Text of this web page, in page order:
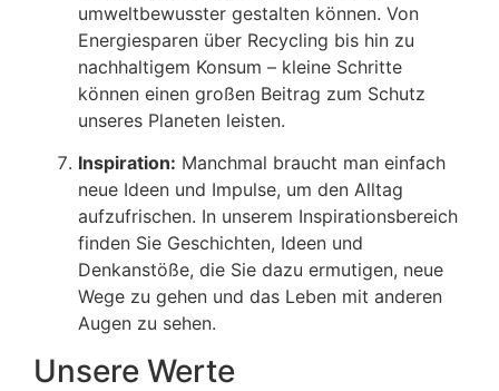
umweltbewusster gestalten können. Von
Energiesparen über Recycling bis hin zu
nachhaltigem Konsum – kleine Schritte
können einen großen Beitrag zum Schutz
unseres Planeten leisten.
Inspiration: Manchmal braucht man einfach
neue Ideen und Impulse, um den Alltag
aufzufrischen. In unserem Inspirationsbereich
finden Sie Geschichten, Ideen und
Denkanstöße, die Sie dazu ermutigen, neue
Wege zu gehen und das Leben mit anderen
Augen zu sehen.
Unsere Werte